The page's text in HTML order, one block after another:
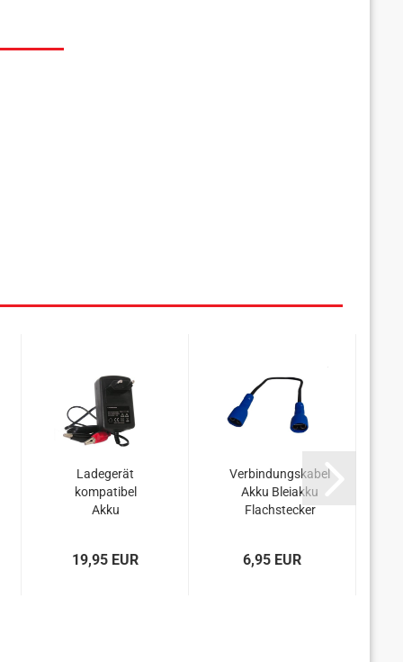
Ladegerät
kompatibel
Akku
6Ah 7Ah 12Ah
19,95 EUR
Verbindungskabel
Akku Bleiakku
Flachstecker
mm
6,95 EUR